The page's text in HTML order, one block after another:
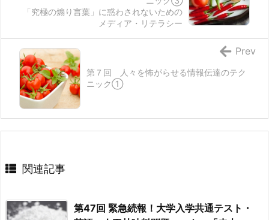
「究極の煽り言葉」に惑わされないための
メディア・リテラシー
第７回 人々を怖がらせる情報伝達のテク
ニック①
Prev
関連記事
第47回 緊急続報！大学入学共通テスト・